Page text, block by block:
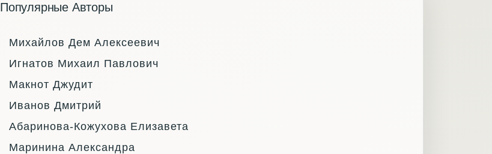
Популярные Авторы
Михайлов Дем Алексеевич
Игнатов Михаил Павлович
Макнот Джудит
Иванов Дмитрий
Абаринова-Кожухова Елизавета
Маринина Александра